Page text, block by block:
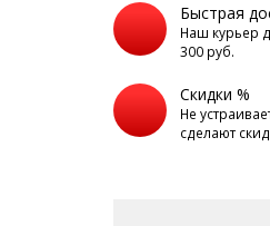
Быстрая
Наш курьер
300 руб.
Скидки %
Не
сделают